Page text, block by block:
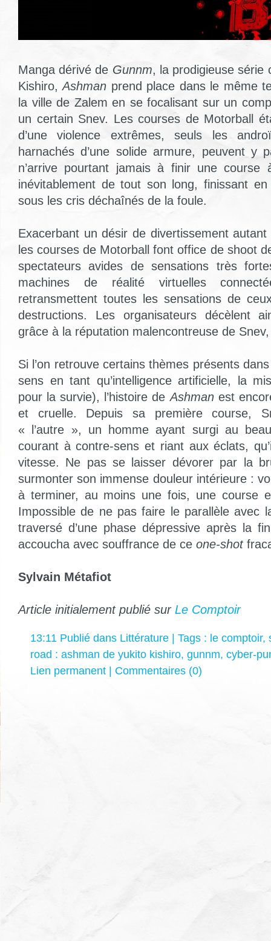
Manga dérivé de Gunnm, la prodigieuse série
Kishiro,Ashman prend place dans le même
la ville de Zalem en se focalisant sur un
un certain Snev. Les courses de Motorball
d’une violence extrêmes, seuls les
harnachés d’une solide armure, peuvent y
n’arrive pourtant jamais à finir une course
inévitablement de tout son long, finissant
sous les cris déchaînés de la foule.
Exacerbant un désir de divertissement autant
les courses de Motorball font office de shoot
spectateurs avides de sensations très
machines de réalité virtuelles
retransmettent toutes les sensations de
destructions. Les organisateurs décèlent
grâce à la réputation malencontreuse de
Si l’on retrouve certains thèmes présents
sens en tant qu’intelligence artificielle, la
pour la survie), l’histoire deAshmanest
et cruelle. Depuis sa première course,
« l’autre », un homme ayant surgi au
courant à contre-sens et riant aux éclats,
vitesse. Ne pas se laisser dévorer par la
surmonter son immense douleur intérieure :
à terminer, au moins une fois, une course
Impossible de ne pas faire le parallèle avec
traversé d’une phase dépressive après la
accoucha avec souffrance de ce one-shot
Sylvain Métafiot
Article initialement publié sur Le Comptoir
13:11 Publié dans Littérature | Tags : le comptoir,
road : ashman de yukito kishiro, gunnm, cyber-
Lien permanent | Commentaires (0)